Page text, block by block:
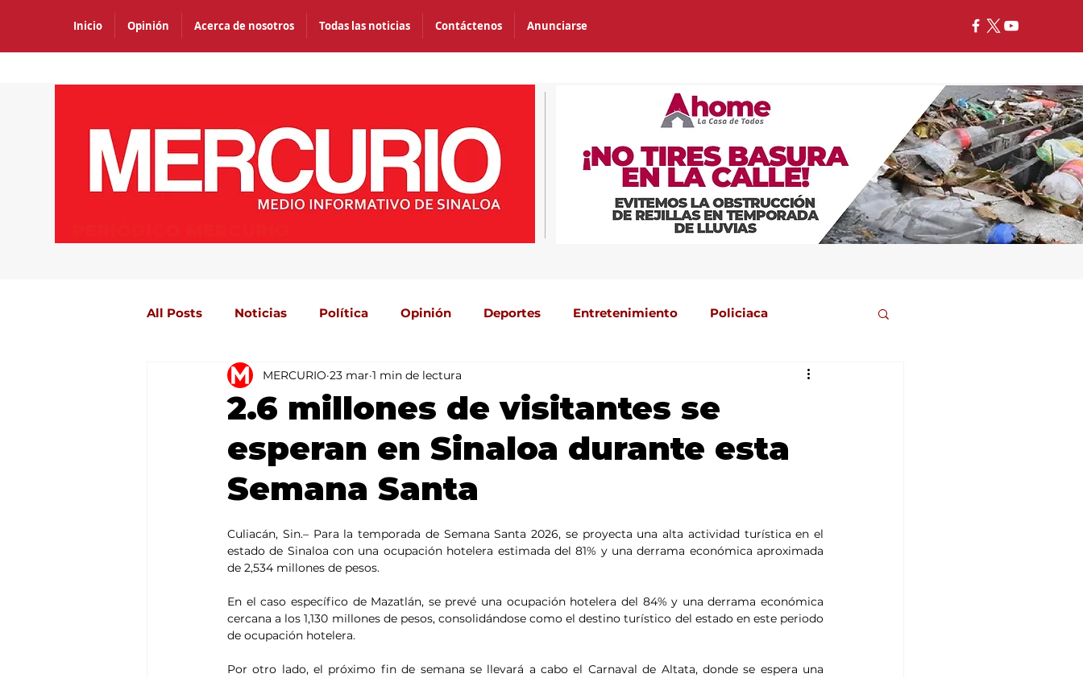
Inicio Opinión Acerca de nosotros Todas las noticias Contáctenos Anunciarse
All Posts Noticias Política Opinión Deportes Entretenimiento Policiaca
Agricultura México Mundo Portada 2
2.6 millones de visitantes se
esperan en Sinaloa durante esta
Semana Santa
MERCURIO 23 mar 1 min de lectura
Culiacán, Sin.– Para la temporada de Semana Santa 2026, se proyecta una alta actividad turística en el
estado de Sinaloa con una ocupación hotelera estimada del 81% y una derrama económica aproximada
de 2,534 millones de pesos.
En el caso específico de Mazatlán, se prevé una ocupación hotelera del 84% y una derrama económica
cercana a los 1,130 millones de pesos, consolidándose como el destino turístico del estado en este periodo
de ocupación hotelera.
Por otro lado, el próximo fin de semana se llevará a cabo el Carnaval de Altata, donde se espera una